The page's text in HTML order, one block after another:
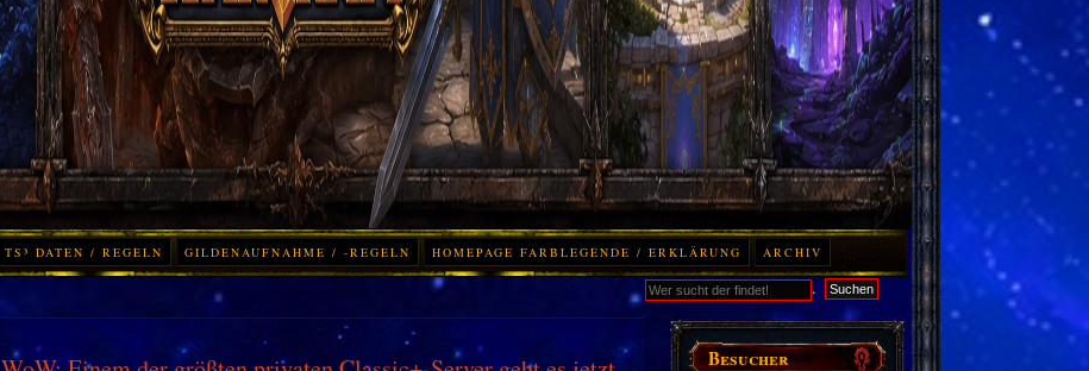
TS³ DATEN / REGELN GILDENAUFNAHME / -REGELN HOMEPAGE FARBLEGENDE / ERKLÄRUNG ARCHIV
. Suchen
Besucher